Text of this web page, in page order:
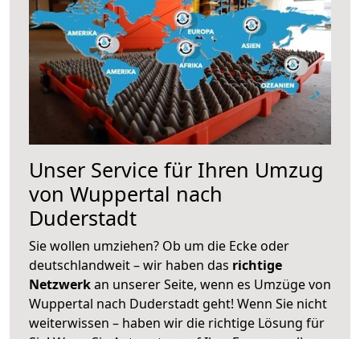
Unser Service für Ihren Umzug
von Wuppertal nach
Duderstadt
Sie wollen umziehen? Ob um die Ecke oder
deutschlandweit – wir haben das richtige
Netzwerkan unserer Seite, wenn es Umzüge von
Wuppertal nach Duderstadt geht! Wenn Sie nicht
weiterwissen – haben wir die richtige Lösung für